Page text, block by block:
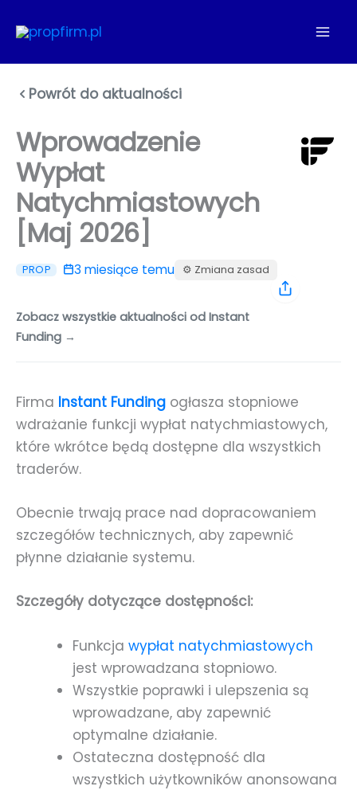
do
Powrót do aktualności
Wprowadzenie
Wypłat
Natychmiastowych
[Maj 2026]
PROP 3 miesiące temu ⚙️ Zmiana zasad
Zobacz wszystkie aktualności od Instant
Funding →
Firma Instant Funding ogłasza stopniowe
wdrażanie funkcji wypłat natychmiastowych,
które wkrótce będą dostępne dla wszystkich
traderów.
Obecnie trwają prace nad dopracowaniem
szczegółów technicznych, aby zapewnić
płynne działanie systemu.
Szczegóły dotyczące dostępności:
Funkcja wypłat natychmiastowych
jest wprowadzana stopniowo.
Wszystkie poprawki i ulepszenia są
wprowadzane, aby zapewnić
optymalne działanie.
Ostateczna dostępność dla
wszystkich użytkowników anonsowana